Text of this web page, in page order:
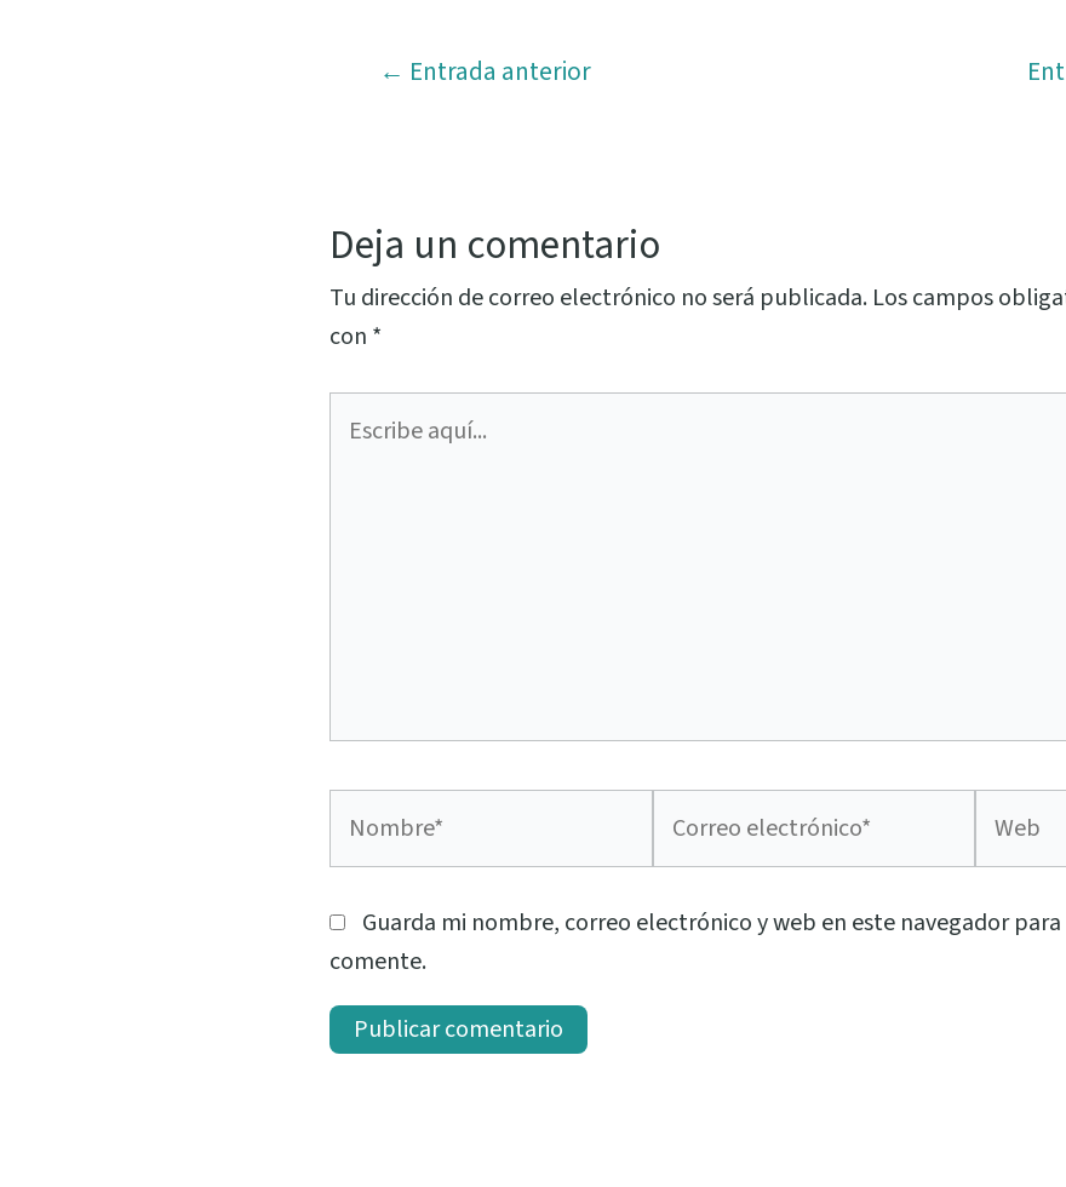
← Entrada anterior
Deja un comentario
Tu dirección de correo electrónico no será publicada. Los campos
con *
aquí...
electrónico*
Guarda mi nombre, correo electrónico y web en este navegador
comente.